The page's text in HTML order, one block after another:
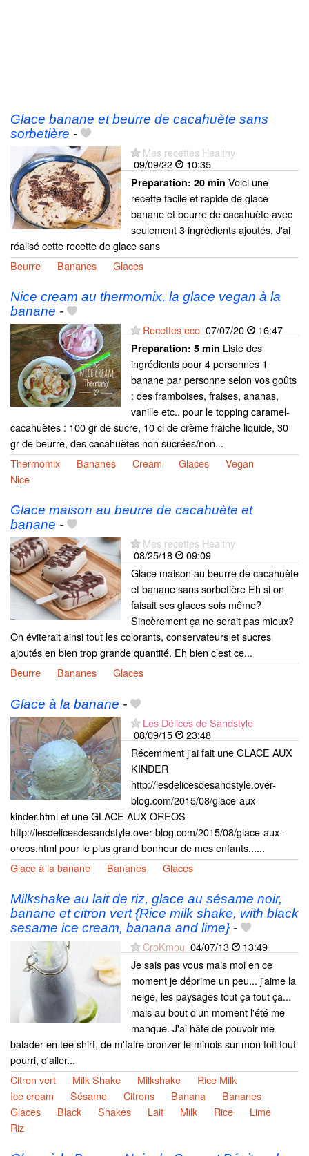
Glace banane et beurre de cacahuète sans
sorbetière -
Mes recettes Healthy
09/09/22
10:35
Preparation: 20 min Voici une
recette facile et rapide de glace
banane et beurre de cacahuète avec
seulement 3 ingrédients ajoutés. J'ai
réalisé cette recette de glace sans
Beurre
Bananes Glaces
Nice cream au thermomix, la glace vegan à la
banane -
Recettes eco 07/07/20 16:47
Preparation: 5 min Liste des
ingrédients pour 4 personnes 1
banane par personne selon vos goûts
: des framboises, fraises, ananas,
vanille etc.. pour le topping caramel-
cacahuètes : 100 gr de sucre, 10 cl de crème fraiche liquide, 30
gr de beurre, des cacahuètes non sucrées/non...
Thermomix
Bananes Cream Glaces
Vegan
Nice
Glace maison au beurre de cacahuète et
banane -
Mes recettes Healthy
08/25/18
09:09
Glace maison au beurre de cacahuète
et banane sans sorbetière Eh si on
faisait ses glaces sois même?
Sincèrement ça ne serait pas mieux?
On éviterait ainsi tout les colorants, conservateurs et sucres
ajoutés en bien trop grande quantité. Eh bien c’est ce...
Beurre
Bananes Glaces
Glace à la banane -
Les Délices de Sandstyle
08/09/15
23:48
Récemment j'ai fait une GLACE AUX
KINDER
http://lesdelicesdesandstyle.over-
blog.com/2015/08/glace-aux-
kinder.html et une GLACE AUX OREOS
http://lesdelicesdesandstyle.over-blog.com/2015/08/glace-aux-
oreos.html pour le plus grand bonheur de mes enfants......
Glace à la banane
Bananes Glaces
Milkshake au lait de riz, glace au sésame noir,
banane et citron vert {Rice milk shake, with black
sesame ice cream, banana and lime} -
CroKmou 04/07/13
13:49
Je sais pas vous mais moi en ce
moment je déprime un peu... j'aime la
neige, les paysages tout ça tout ça...
mais au bout d'un moment l'été me
manque. J'ai hâte de pouvoir me
balader en tee shirt, de m'faire bronzer le minois sur mon toit tout
pourri, d'aller...
Citron vert
Milk Shake Milkshake
Rice Milk
Ice cream
Sésame Citrons Banana
Bananes
Glaces
Black Shakes Lait Milk Rice
Lime
Riz